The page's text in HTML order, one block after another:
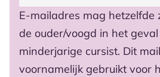
E-mailadres mag hetzelfde
de ouder/voogd in het
minderjarige cursist. Dit
voornamelijk gebruikt voor